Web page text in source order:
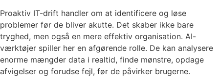
Proaktiv IT-drift handler om at identificere og løse
problemer før de bliver akutte. Det skaber ikke bare
tryghed, men også en mere effektiv organisation. AI-
værktøjer spiller her en afgørende rolle. De kan analysere
enorme mængder data i realtid, finde mønstre, opdage
afvigelser og forudse fejl, før de påvirker brugerne.